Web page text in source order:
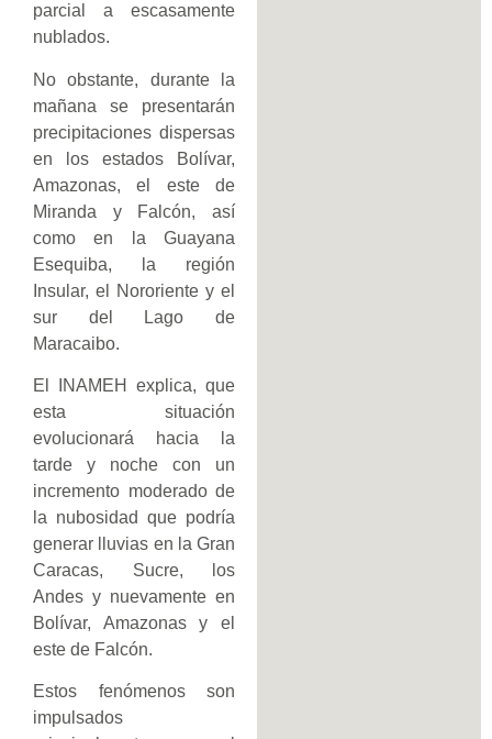
parcial a escasamente
nublados.
No obstante, durante la
mañana se presentarán
precipitaciones dispersas
en los estados Bolívar,
Amazonas, el este de
Miranda y Falcón, así
como en la Guayana
Esequiba, la región
Insular, el Nororiente y el
sur del Lago de
Maracaibo.
El INAMEH explica, que
esta situación
evolucionará hacia la
tarde y noche con un
incremento moderado de
la nubosidad que podría
generar lluvias en la Gran
Caracas, Sucre, los
Andes y nuevamente en
Bolívar, Amazonas y el
este de Falcón.
Estos fenómenos son
impulsados